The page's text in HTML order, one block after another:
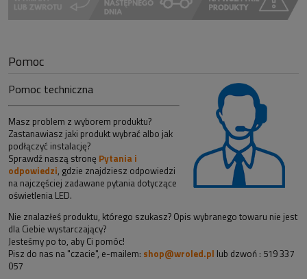
Pomoc
Pomoc techniczna
Masz problem z wyborem produktu?
Zastanawiasz jaki produkt wybrać albo jak
podłączyć instalację?
Sprawdź naszą stronę Pytania i
odpowiedzi, gdzie znajdziesz odpowiedzi
na najczęściej zadawane pytania dotyczące
oświetlenia LED.
Nie znalazłeś produktu, którego szukasz? Opis wybranego towaru nie jest
dla Ciebie wystarczający?
Jesteśmy po to, aby Ci pomóc!
Pisz do nas na "czacie", e-mailem: shop@wroled.pl lub dzwoń : 519 337
057